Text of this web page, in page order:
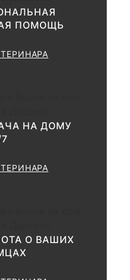
1000-2000
1500 руб.
ПОМОЩЬ
НА ДОМУ
О ВАШИХ